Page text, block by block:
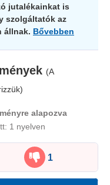
jutalékainkat is
szolgáltatók az
állnak. Bővebben
(A
alapozva
1 nyelven
1